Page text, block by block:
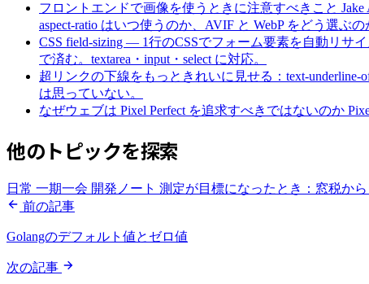
フロントエンドで画像を使うときに注意すべきこと
aspect-ratio はいつ使うのか、AVIF と WebP をどう選ぶ
CSS field-sizing — 1行のCSSでフォーム要素を自動リサ
で済む。textarea・input・select に対応。
超リンクの下線をもっときれいに見せる：text-underline-
は思っていない。
なぜウェブは Pixel Perfect を追求すべきではないのか
他のトピックを探索
日常 一期一会 開発ノート 測定が目標になったとき：窓税から
前の記事
Golangのデフォルト値とゼロ値
次の記事